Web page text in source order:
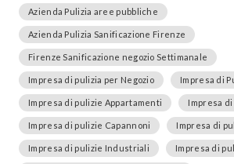
Azienda Pulizia aree pubbliche
Azienda Pulizia Sanificazione Firenze
Firenze Sanificazione negozio Settimanale
Impresa di pulizia per Negozio Impresa di
Impresa di pulizie Appartamenti Impresa
Impresa di pulizie Capannoni Impresa di
Impresa di pulizie Industriali Impresa di